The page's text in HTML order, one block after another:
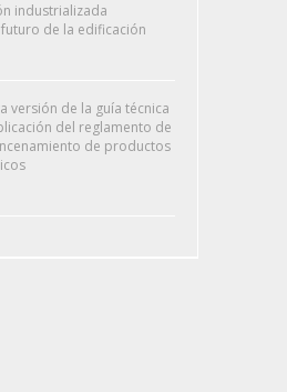
industrializada
de la edificación
versión de la guía técnica
del reglamento de
de productos